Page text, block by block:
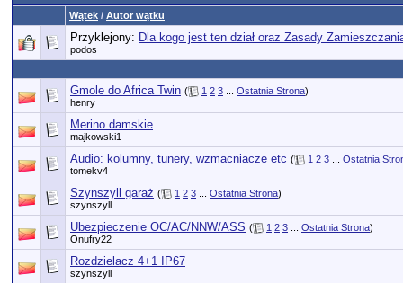
Wątek / Autor wątku
Przyklejony: Dla kogo jest ten dział oraz Zasady
podos
Gmole do Africa Twin ( 1 2 3 Ostatnia Strona)
henry
Merino damskie
majkowski1
Audio: kolumny, tunery, wzmacniacze etc ( 1 2 3
Ostatnia
tomekv4
Szynszyll garaż ( 1 2 3 Ostatnia Strona)
szynszyll
Ubezpieczenie OC/AC/NNW/ASS ( 1 2 3 Ostatnia Strona)
Onufry22
Rozdzielacz 4+1 IP67
szynszyll